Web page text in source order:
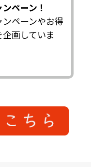
ペーン！
ペーンやお得
画していま